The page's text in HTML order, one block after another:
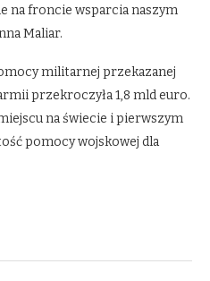
na froncie wsparcia naszym
Maliar.
militarnej przekazanej
przekroczyła 1,8 mld euro.
na świecie i pierwszym
pomocy wojskowej dla